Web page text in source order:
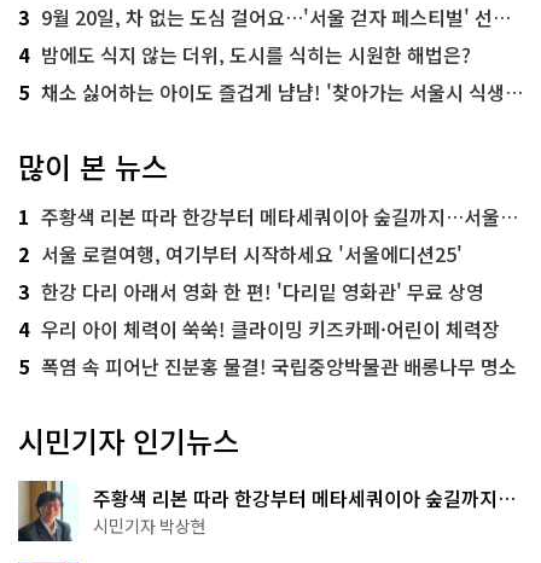
3 9월 20일, 차 없는 도심 걸어요…'서울 걷자 페스티벌' 선착순 5천명
4 밤에도 식지 않는 더위, 도시를 식히는 시원한 해법은?
5 채소 싫어하는 아이도 즐겁게 냠냠! '찾아가는 서울시 식생활 교육' 현장
많이 본 뉴스
1 주황색 리본 따라 한강부터 메타세쿼이아 숲길까지…서울둘레길 15코스
2 서울 로컬여행, 여기부터 시작하세요 '서울에디션25'
3 한강 다리 아래서 영화 한 편! '다리밑 영화관' 무료 상영
4 우리 아이 체력이 쑥쑥! 클라이밍 키즈카페·어린이 체력장
5 폭염 속 피어난 진분홍 물결! 국립중앙박물관 배롱나무 명소
시민기자 인기뉴스
주황색 리본 따라 한강부터 메타세쿼이아 숲길까지…
서울둘레길 15코스
시민기자 박상현